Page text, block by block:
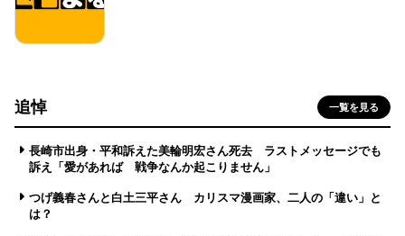
追悼 一覧を見る
長崎市出身・平和訴えた美輪明宏さん死去 ラストメッセージでも
訴え「愛があれば 戦争なんか起こりません」
つげ義春さんと白土三平さん カリスマ漫画家、二人の「違い」と
は？